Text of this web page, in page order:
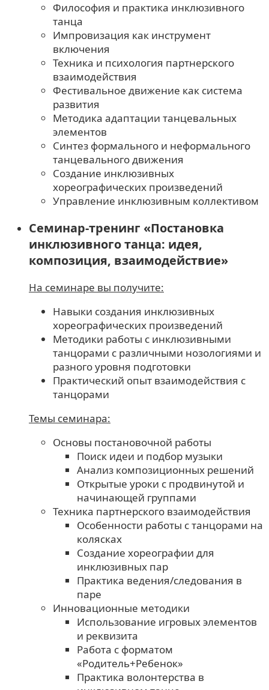
Философия и практика инклюзивного
танца
Импровизация как инструмент
включения
Техника и психология партнерского
взаимодействия
Фестивальное движение как система
развития
Методика адаптации танцевальных
элементов
Синтез формального и неформального
танцевального движения
Создание инклюзивных
хореографических произведений
Управление инклюзивным коллективом
Семинар-тренинг «Постановка
инклюзивного танца: идея,
композиция, взаимодействие»
На семинаре вы получите:
Навыки создания инклюзивных
хореографических произведений
Методики работы с инклюзивными
танцорами с различными нозологиями и
разного уровня подготовки
Практический опыт взаимодействия с
танцорами
Темы семинара:
Основы постановочной работы
Поиск идеи и подбор музыки
Анализ композиционных решений
Открытые уроки с продвинутой и
начинающей группами
Техника партнерского взаимодействия
Особенности работы с танцорами на
колясках
Создание хореографии для
инклюзивных пар
Практика ведения/следования в
паре
Инновационные методики
Использование игровых элементов
и реквизита
Работа с форматом
«Родитель+Ребенок»
Практика волонтерства в